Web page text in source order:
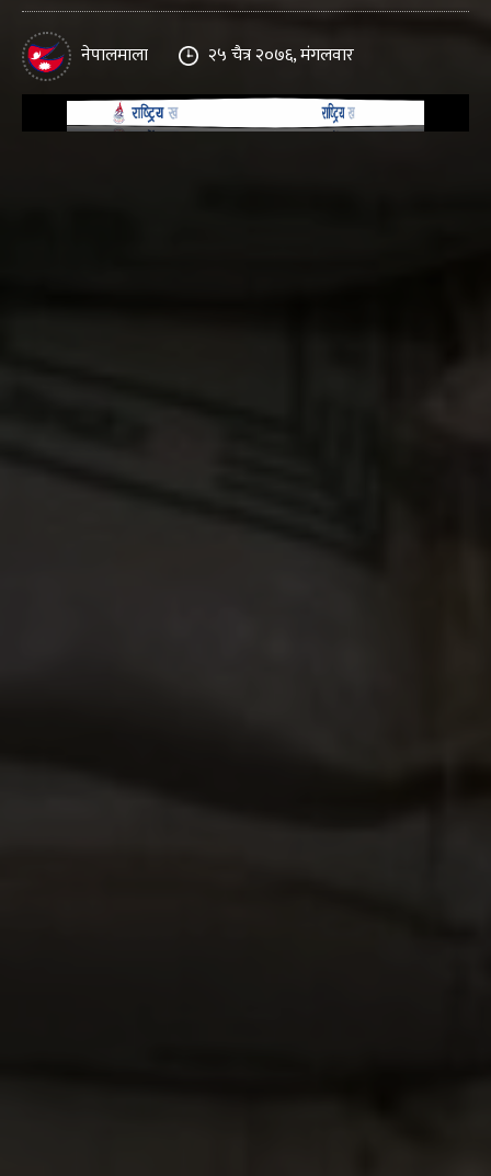
नेपालमाला २५ चैत्र २०७६, मंगलवार